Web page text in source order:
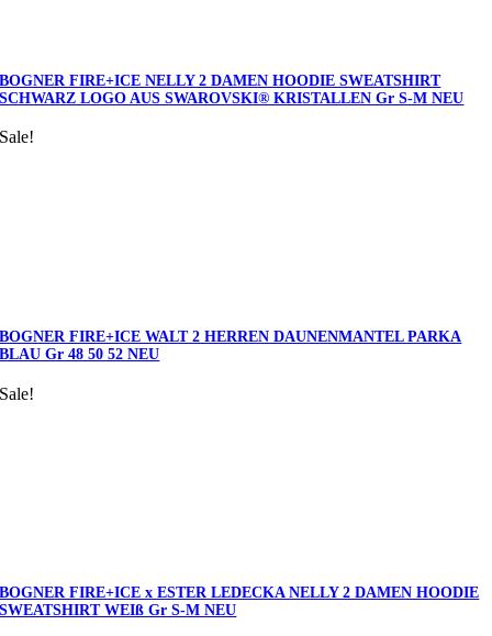
BOGNER FIRE+ICE NELLY 2 DAMEN HOODIE SWEATSHIRT
SCHWARZ LOGO AUS SWAROVSKI® KRISTALLEN Gr S-M NEU
Sale!
BOGNER FIRE+ICE WALT 2 HERREN DAUNENMANTEL PARKA
BLAU Gr 48 50 52 NEU
Sale!
BOGNER FIRE+ICE x ESTER LEDECKA NELLY 2 DAMEN HOODIE
SWEATSHIRT WEIß Gr S-M NEU